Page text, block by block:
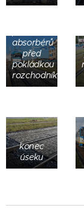
absorbérů
před
pokládkou
rozchodníků
konec
úseku